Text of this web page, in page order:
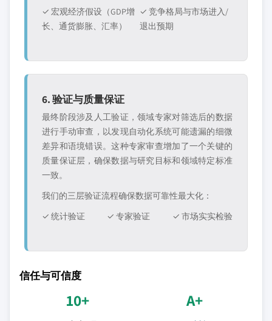
✓ 宏观经济假设（GDP增
长、通货膨胀、汇率）
✓ 竞争格局与市场进入/
退出预期
6. 验证与质量保证
最终阶段涉及人工验证，领域专家对筛选后的数据
进行手动审查，以发现自动化系统可能遗漏的细微
差异和语境错误。这种专家审查增加了一个关键的
质量保证层，确保数据与研究目标和领域特定标准
一致。
我们的三层验证流程确保数据可靠性最大化：
✓ 统计验证
✓ 专家验证 ✓ 市场实实检验
信任与可信度
10+ A+